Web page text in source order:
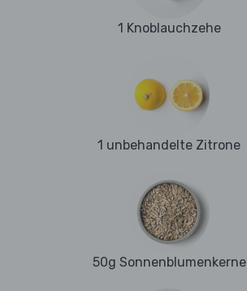
1 Knoblauchzehe
1 unbehandelte Zitrone
50g Sonnenblumenkerne